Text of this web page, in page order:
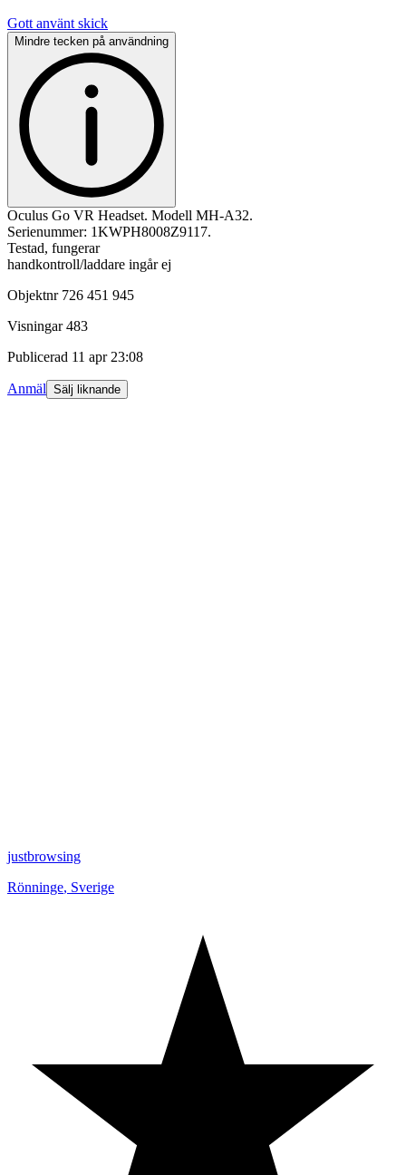
Gott använt skick
Mindre tecken på användning
Oculus Go VR Headset. Modell MH-A32.
Serienummer: 1KWPH8008Z9117.
Testad, fungerar
handkontroll/laddare ingår ej
Objektnr 726 451 945
Visningar 483
Publicerad 11 apr 23:08
Anmäl Sälj liknande
justbrowsing
Rönninge, Sverige